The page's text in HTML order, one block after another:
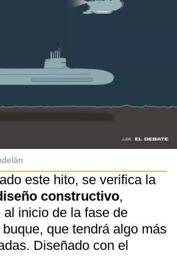
este hito, se verifica la
constructivo,
al inicio de la fase de
que tendrá algo más
Diseñado con el